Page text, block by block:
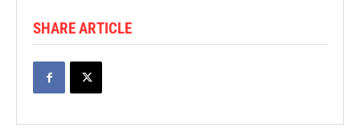
SHARE ARTICLE